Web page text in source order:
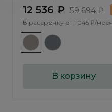
12 536 ₽ 59 694 ₽
В рассрочку от 1 045 ₽/
В корзину